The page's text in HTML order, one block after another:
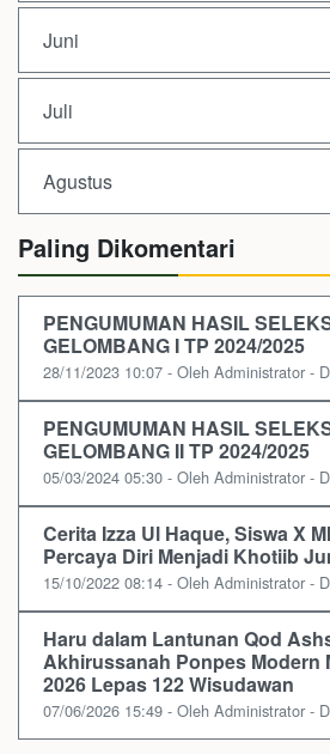
Juni
Juli
Agustus
Paling Dikomentari
PENGUMUMAN HASIL
GELOMBANG I TP 2024/2025
28/11/2023 10:07 - Oleh Administrator -
PENGUMUMAN HASIL
GELOMBANG II TP 2024/2025
05/03/2024 05:30 - Oleh Administrator -
Cerita Izza Ul Haque, Siswa X
Percaya Diri Menjadi Khotiib
15/10/2022 08:14 - Oleh Administrator -
Haru dalam Lantunan Qod
Akhirussanah Ponpes Modern
2026 Lepas 122 Wisudawan
07/06/2026 15:49 - Oleh Administrator -